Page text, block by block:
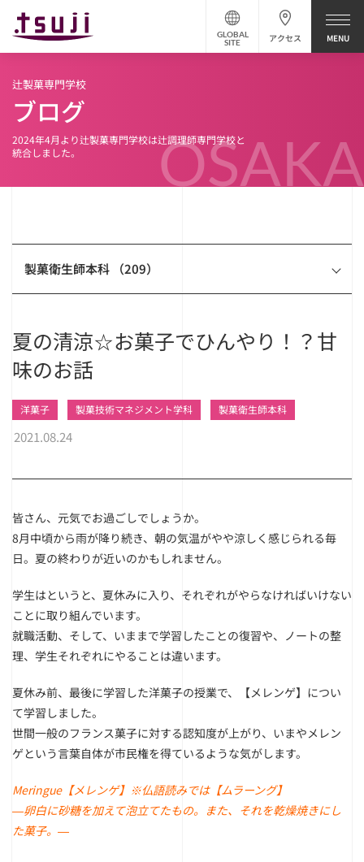
アクセス
GLOBAL
SITE
OSAKA
辻製菓専門学校
ブログ
2024年4月より辻製菓専門学校は辻調理師専門学校と
統合しました。
製菓衛生師本科 （209）
夏の清涼☆お菓子でひんやり！？甘
味のお話
洋菓子 製菓技術マネジメント学科 製菓衛生師本科
2021.08.24
皆さん、元気でお過ごしでしょうか。
8月中頃から雨が降り続き、朝の気温がやや涼しく感じられる毎
日。夏の終わりが近いのかもしれません。
学生はというと、夏休みに入り、それぞれがやらなければいけない
ことに取り組んでいます。
就職活動、そして、いままで学習したことの復習や、ノートの整
理、学生それぞれにやることは違います。
夏休み前、最後に学習した洋菓子の授業で、【メレンゲ】につい
て学習しました。
世間一般のフランス菓子に対する認知度が上がり、いまやメレン
ゲという言葉自体が市民権を得ているような気がします。
Meringue【メレンゲ】※仏語読みでは【ムラーング】
―卵白に砂糖を加えて泡立てたもの。また、それを乾燥焼きにし
た菓子。―